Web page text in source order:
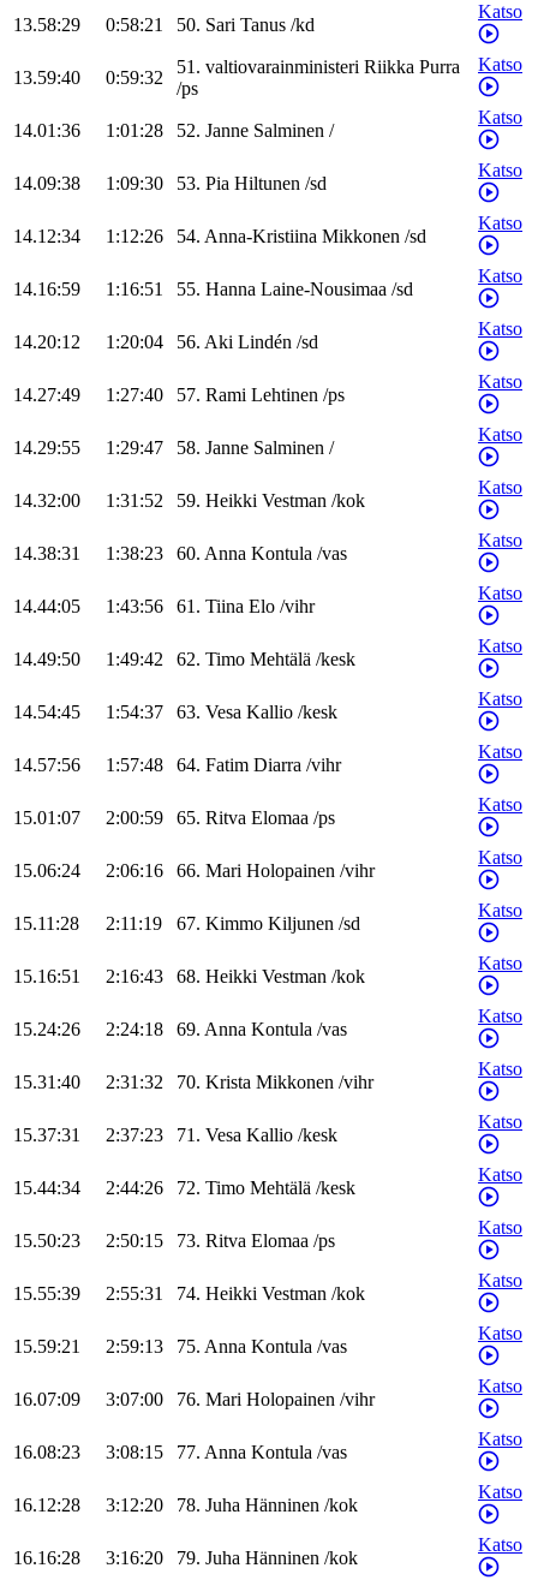
13.58:29 0:58:21 50. Sari Tanus /kd
Katso
13.59:40 0:59:32
51. valtiovarainministeri Riikka Purra
/ps
Katso
14.01:36 1:01:28 52. Janne Salminen /
Katso
14.09:38 1:09:30 53. Pia Hiltunen /sd
Katso
14.12:34 1:12:26 54. Anna-Kristiina Mikkonen /sd
Katso
14.16:59 1:16:51 55. Hanna Laine-Nousimaa /sd
Katso
14.20:12 1:20:04 56. Aki Lindén /sd
Katso
14.27:49 1:27:40 57. Rami Lehtinen /ps
Katso
14.29:55 1:29:47 58. Janne Salminen /
Katso
14.32:00 1:31:52 59. Heikki Vestman /kok
Katso
14.38:31 1:38:23 60. Anna Kontula /vas
Katso
14.44:05 1:43:56 61. Tiina Elo /vihr
Katso
14.49:50 1:49:42 62. Timo Mehtälä /kesk
Katso
14.54:45 1:54:37 63. Vesa Kallio /kesk
Katso
14.57:56 1:57:48 64. Fatim Diarra /vihr
Katso
15.01:07 2:00:59 65. Ritva Elomaa /ps
Katso
15.06:24 2:06:16 66. Mari Holopainen /vihr
Katso
15.11:28 2:11:19 67. Kimmo Kiljunen /sd
Katso
15.16:51 2:16:43 68. Heikki Vestman /kok
Katso
15.24:26 2:24:18 69. Anna Kontula /vas
Katso
15.31:40 2:31:32 70. Krista Mikkonen /vihr
Katso
15.37:31 2:37:23 71. Vesa Kallio /kesk
Katso
15.44:34 2:44:26 72. Timo Mehtälä /kesk
Katso
15.50:23 2:50:15 73. Ritva Elomaa /ps
Katso
15.55:39 2:55:31 74. Heikki Vestman /kok
Katso
15.59:21 2:59:13 75. Anna Kontula /vas
Katso
16.07:09 3:07:00 76. Mari Holopainen /vihr
Katso
16.08:23 3:08:15 77. Anna Kontula /vas
Katso
16.12:28 3:12:20 78. Juha Hänninen /kok
Katso
16.16:28 3:16:20 79. Juha Hänninen /kok
Katso